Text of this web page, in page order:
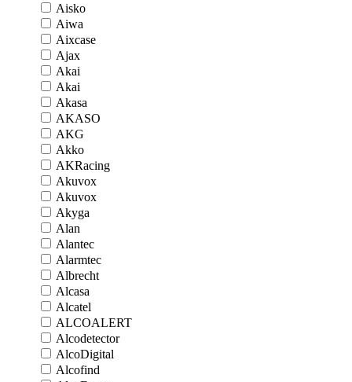
Aisko
Aiwa
Aixcase
Ajax
Akai
Akai
Akasa
AKASO
AKG
Akko
AKRacing
Akuvox
Akuvox
Akyga
Alan
Alantec
Alarmtec
Albrecht
Alcasa
Alcatel
ALCOALERT
Alcodetector
AlcoDigital
Alcofind